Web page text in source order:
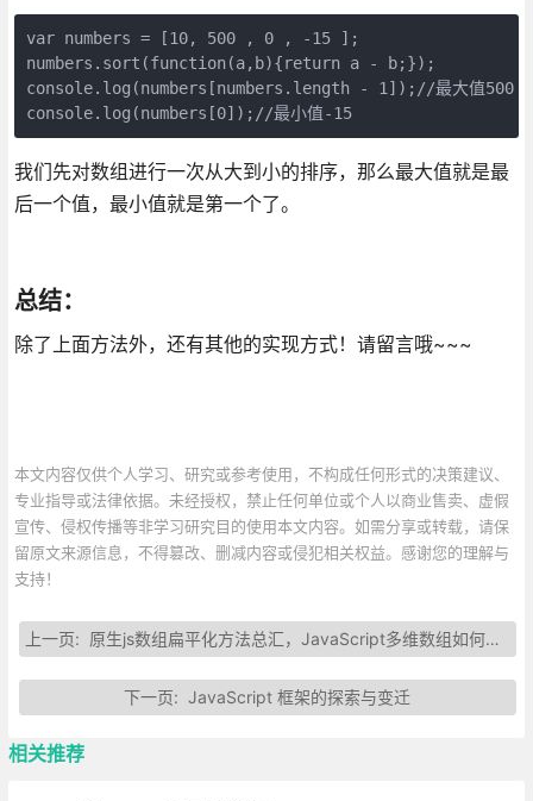
var numbers = [10, 500 , 0 , -15 ];
numbers.sort(function(a,b){return a - b;});
console.log(numbers[numbers.length - 1]);//最大值500
console.log(numbers[0]);//最小值-15
我们先对数组进行一次从大到小的排序，那么最大值就是最
后一个值，最小值就是第一个了。
总结：
除了上面方法外，还有其他的实现方式！请留言哦~~~
本文内容仅供个人学习、研究或参考使用，不构成任何形式的决策建议、
专业指导或法律依据。未经授权，禁止任何单位或个人以商业售卖、虚假
宣传、侵权传播等非学习研究目的使用本文内容。如需分享或转载，请保
留原文来源信息，不得篡改、删减内容或侵犯相关权益。感谢您的理解与
支持！
上一页: 原生js数组扁平化方法总汇，JavaScript多维数组如何实现扁平化处理返回一维数组
下一页:JavaScript 框架的探索与变迁
相关推荐